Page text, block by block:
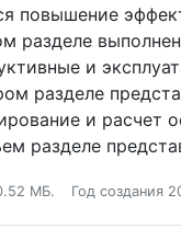
повышение
разделе
и
разделе
и расчет
разделе
МБ. Год создания